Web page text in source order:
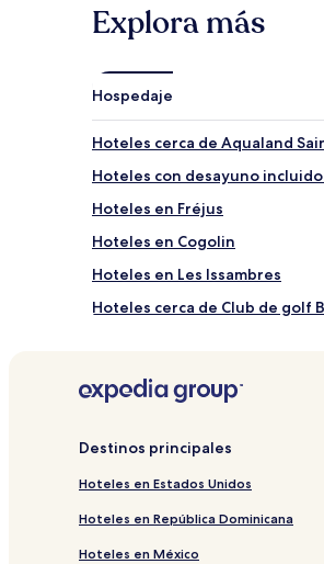
Explora más
Hospedaje
Hoteles cerca de Aqualand
Hoteles con desayuno
Hoteles en Fréjus
Hoteles en Cogolin
Hoteles en Les Issambres
Hoteles cerca de Club de golf
Hoteles cerca de Playa de
Hoteles en Saint-Tropez
Destinos principales
Hoteles en Estados Unidos
Hoteles en República Dominicana
Hoteles en México